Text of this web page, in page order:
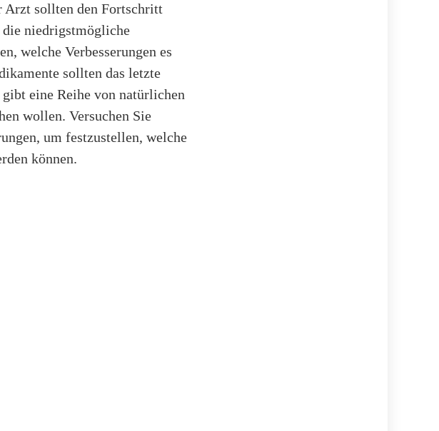
Arzt sollten den Fortschritt
die niedrigstmögliche
welche Verbesserungen es
sollten das letzte
eine Reihe von natürlichen
wollen. Versuchen Sie
um festzustellen, welche
können.